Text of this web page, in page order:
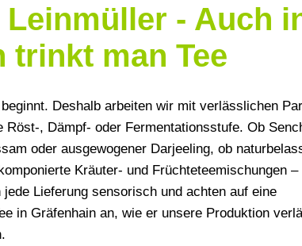
Leinmüller - Auch
trinkt man Tee
Deshalb arbeiten wir mit verlässlichen
, Dämpf- oder Fermentationsstufe. Ob
oder ausgewogener Darjeeling, ob
Kräuter- und Früchteteemischungen –
Lieferung sensorisch und achten auf eine
in Gräfenhain an, wie er unsere Produktion